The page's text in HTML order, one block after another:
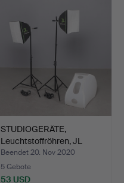
STUDIOGERÄTE,
Leuchtstoffröhren, JL
Creati…
Beendet 20. Nov 2020
5 Gebote
53 USD